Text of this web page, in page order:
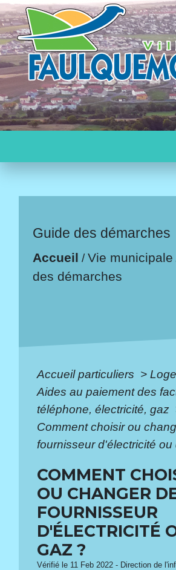
Guide des démarches
Accueil /Vie municipale
des démarches
Accueil particuliers >
Aides au paiement des
téléphone, électricité, gaz
Comment choisir ou
fournisseur d'électricité ou
COMMENT
OU CHANGER
FOURNISSEUR
D'ÉLECTRICITÉ
GAZ ?
Vérifié le 11 Feb 2022 - Direction de